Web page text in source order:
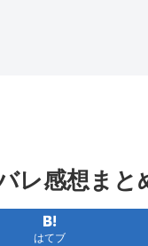
レ感想まと
はてブ